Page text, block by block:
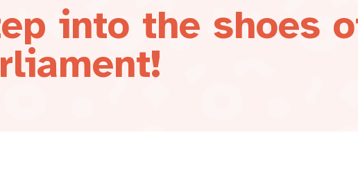
into the shoes